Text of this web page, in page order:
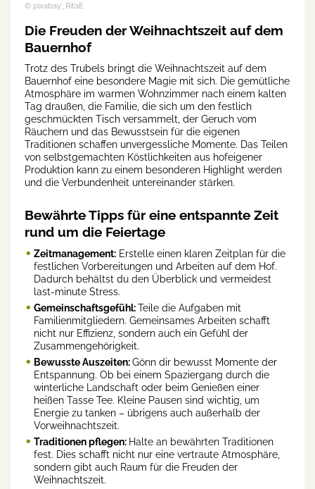
© pixabay_RitaE
Die Freuden der Weihnachtszeit auf dem
Bauernhof
Trotz des Trubels bringt die Weihnachtszeit auf dem
Bauernhof eine besondere Magie mit sich. Die gemütliche
Atmosphäre im warmen Wohnzimmer nach einem kalten
Tag draußen, die Familie, die sich um den festlich
geschmückten Tisch versammelt, der Geruch vom
Räuchern und das Bewusstsein für die eigenen
Traditionen schaffen unvergessliche Momente. Das Teilen
von selbstgemachten Köstlichkeiten aus hofeigener
Produktion kann zu einem besonderen Highlight werden
und die Verbundenheit untereinander stärken.
Bewährte Tipps für eine entspannte Zeit
rund um die Feiertage
Zeitmanagement: Erstelle einen klaren Zeitplan für die
festlichen Vorbereitungen und Arbeiten auf dem Hof.
Dadurch behältst du den Überblick und vermeidest
last-minute Stress.
Gemeinschaftsgefühl:Teile die Aufgaben mit
Familienmitgliedern. Gemeinsames Arbeiten schafft
nicht nur Effizienz, sondern auch ein Gefühl der
Zusammengehörigkeit.
Bewusste Auszeiten:Gönn dir bewusst Momente der
Entspannung. Ob bei einem Spaziergang durch die
winterliche Landschaft oder beim Genießen einer
heißen Tasse Tee. Kleine Pausen sind wichtig, um
Energie zu tanken – übrigens auch außerhalb der
Vorweihnachtszeit.
Traditionen pflegen: Halte an bewährten Traditionen
fest. Dies schafft nicht nur eine vertraute Atmosphäre,
sondern gibt auch Raum für die Freuden der
Weihnachtszeit.